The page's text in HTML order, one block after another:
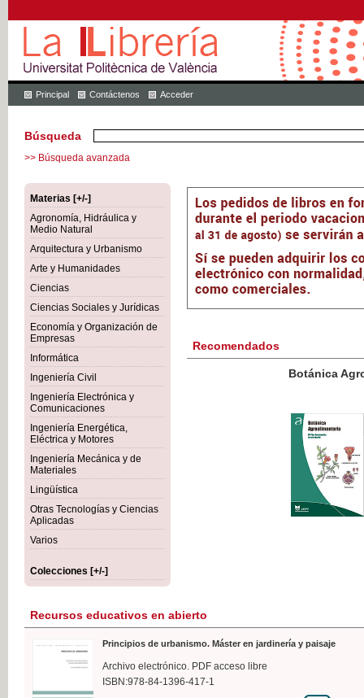
Principal Contáctenos Acceder
Búsqueda
>> Búsqueda avanzada
Materias [+/-]
Agronomía, Hidráulica y
Medio Natural
Arquitectura y Urbanismo
Arte y Humanidades
Ciencias
Ciencias Sociales y Jurídicas
Economía y Organización de
Empresas
Informática
Ingeniería Civil
Ingeniería Electrónica y
Comunicaciones
Ingeniería Energética,
Eléctrica y Motores
Ingeniería Mecánica y de
Materiales
Lingüística
Otras Tecnologías y Ciencias
Aplicadas
Varios
Colecciones [+/-]
Recomendados
Botánica Agroalimentaria
IVA
Recursos educativos en abierto
Principios de urbanismo. Máster en jardinería y paisaje
Archivo electrónico. PDF acceso libre
ISBN:978-84-1396-417-1